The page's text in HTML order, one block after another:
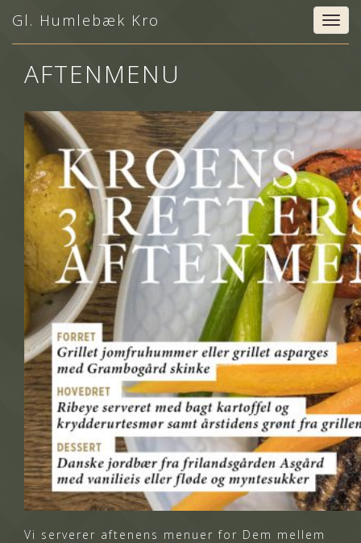
Gl. Humlebæk Kro
AFTENMENU
Vi serverer aftenens menuer for Dem mellem